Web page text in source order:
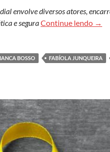
envolve diversos atores,
e seguraContinue lendo →
BOSSO FABÍOLA JUNQUEIRA